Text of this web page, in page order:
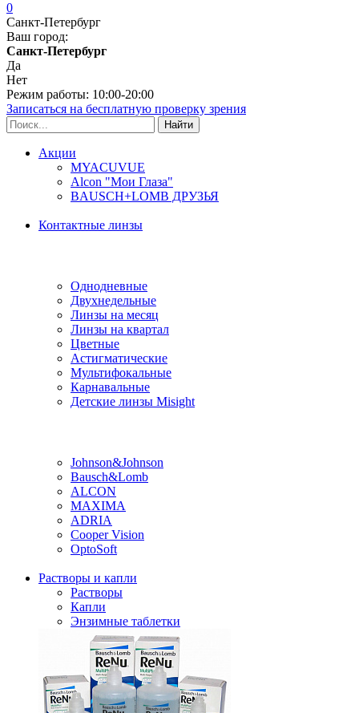
0
Санкт-Петербург
Ваш город:
Санкт-Петербург
Да
Нет
Режим работы: 10:00-20:00
Записаться на бесплатную проверку зрения
Акции
MYACUVUE
Alcon "Мои Глаза"
BAUSCH+LOMB ДРУЗЬЯ
Контактные линзы
Однодневные
Двухнедельные
Линзы на месяц
Линзы на квартал
Цветные
Астигматические
Мультифокальные
Карнавальные
Детские линзы Misight
Johnson&Johnson
Bausch&Lomb
ALCON
MAXIMA
ADRIA
Cooper Vision
OptoSoft
Растворы и капли
Растворы
Капли
Энзимные таблетки